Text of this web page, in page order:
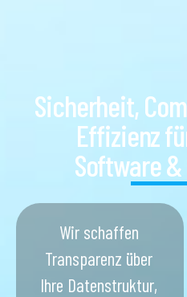
Sicherheit,
Effizienz
Software
Wir schaffen
Transparenz über
Ihre Datenstruktur,